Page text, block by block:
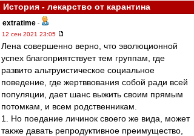
История - лекарство от карантина
extratime -
12 сен 2021 23:05
Лена совершенно верно, что эволюционной
успех благоприятствует тем группам, где
развито альтруистическое социальное
поведение, где жертввования собой ради всей
популяции, дает шанс выжить своим прямым
потомкам, и всем родственникам.
1. Но поедание личинок своего же вида, может
также давать репродуктивное преимущество,